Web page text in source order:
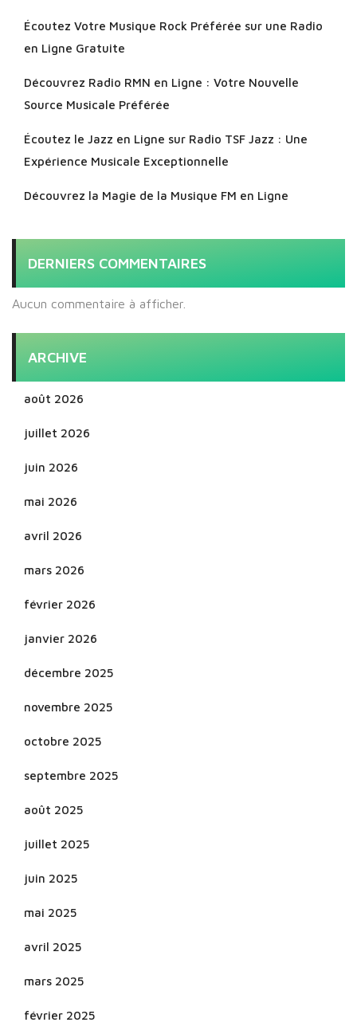
Écoutez Votre Musique Rock Préférée sur une Radio
en Ligne Gratuite
Découvrez Radio RMN en Ligne : Votre Nouvelle
Source Musicale Préférée
Écoutez le Jazz en Ligne sur Radio TSF Jazz : Une
Expérience Musicale Exceptionnelle
Découvrez la Magie de la Musique FM en Ligne
DERNIERS COMMENTAIRES
Aucun commentaire à afficher.
ARCHIVE
août 2026
juillet 2026
juin 2026
mai 2026
avril 2026
mars 2026
février 2026
janvier 2026
décembre 2025
novembre 2025
octobre 2025
septembre 2025
août 2025
juillet 2025
juin 2025
mai 2025
avril 2025
mars 2025
février 2025